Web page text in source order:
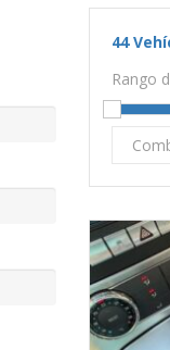
44
Rango